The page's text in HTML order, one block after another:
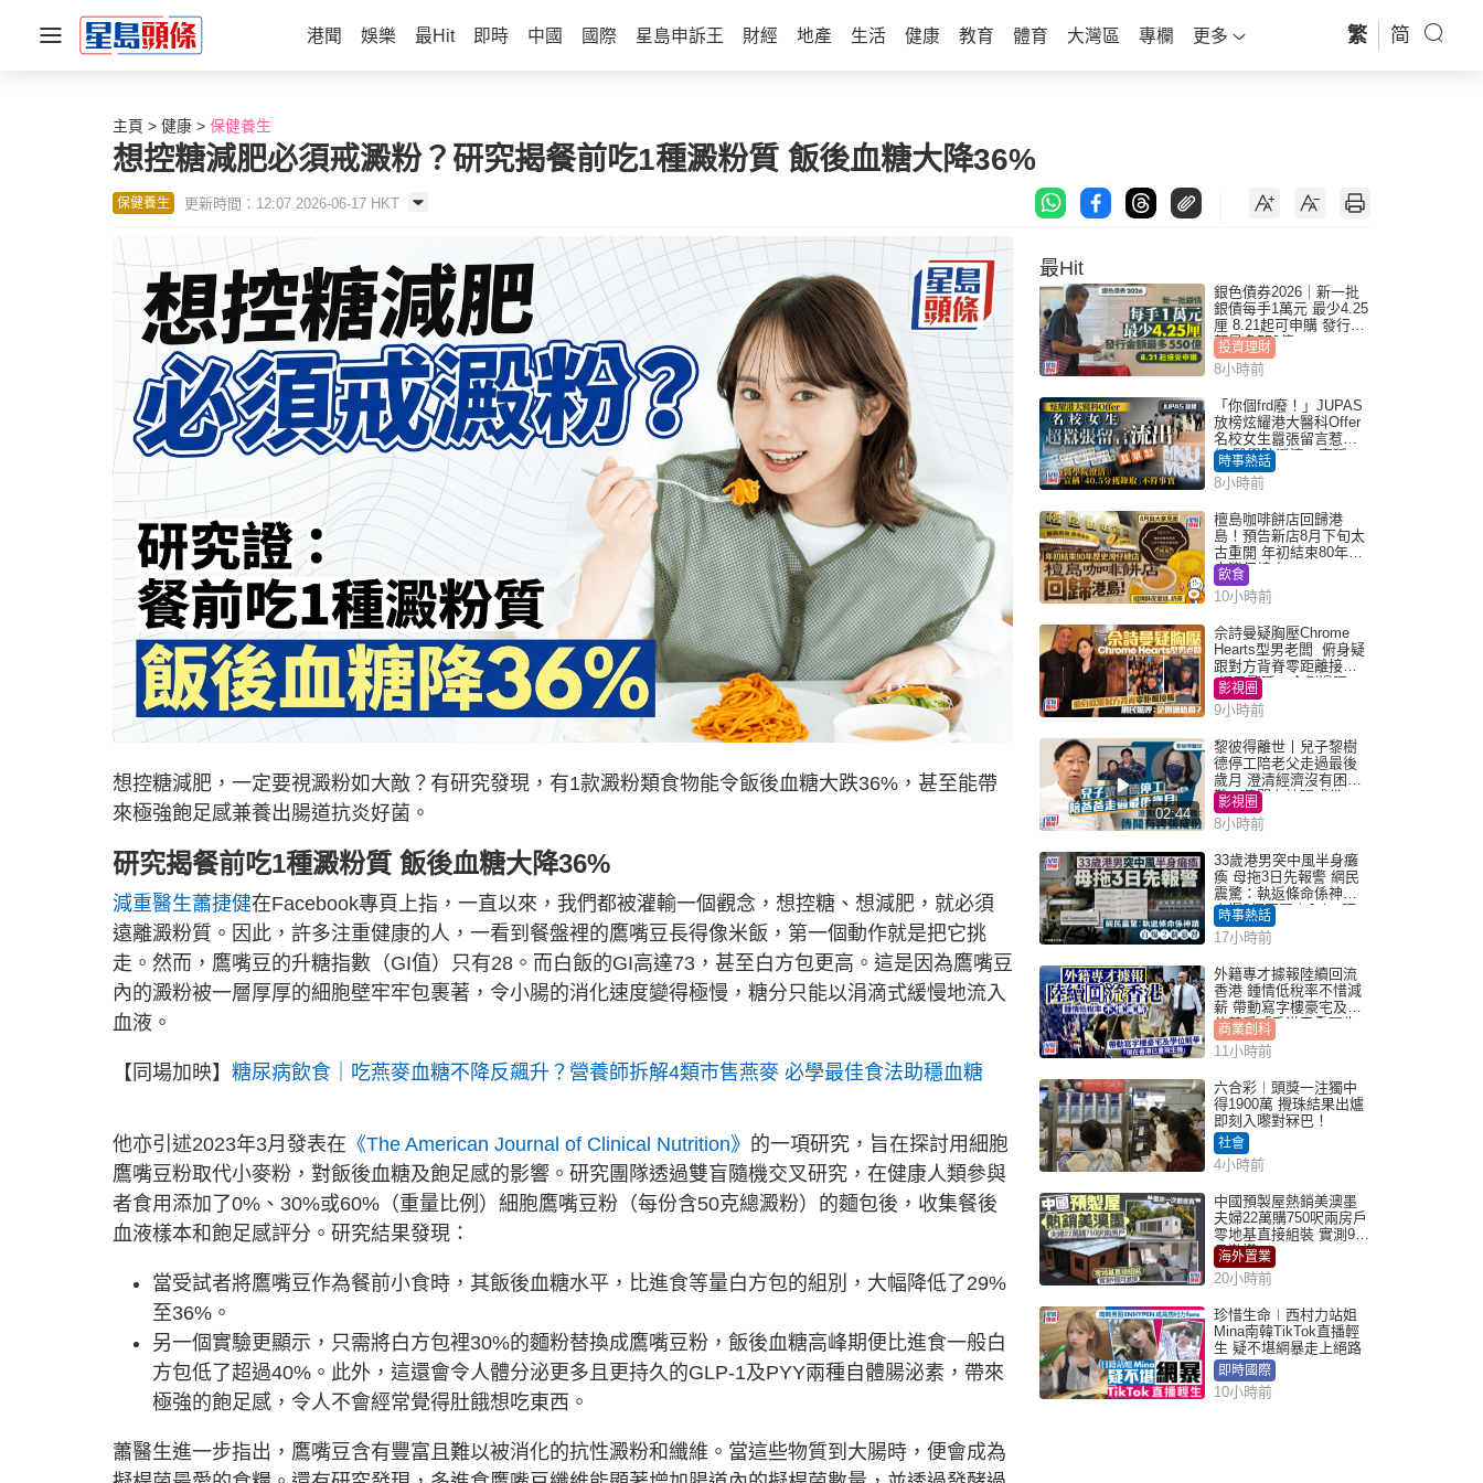
港聞 娛樂 最Hit 即時 中國 國際 星島申訴王 財經 地產 生活 健康 教育 體育 大灣區 專欄 更多 繁 简
主頁 健康 保健養生
想控糖減肥必須戒澱粉？研究揭餐前吃1種澱粉質 飯後血糖大降36%
保健養生 更新時間：12:07 2026-06-17 HKT
想控糖減肥，一定要視澱粉如大敵？有研究發現，有1款澱粉類食物能令飯後血糖大跌36%，甚至能帶
來極強飽足感兼養出腸道抗炎好菌。
研究揭餐前吃1種澱粉質 飯後血糖大降36%
減重醫生蕭捷健在Facebook專頁上指，一直以來，我們都被灌輸一個觀念，想控糖、想減肥，就必須
遠離澱粉質。因此，許多注重健康的人，一看到餐盤裡的鷹嘴豆長得像米飯，第一個動作就是把它挑
走。然而，鷹嘴豆的升糖指數（GI值）只有28。而白飯的GI高達73，甚至白方包更高。這是因為鷹嘴豆
內的澱粉被一層厚厚的細胞壁牢牢包裹著，令小腸的消化速度變得極慢，糖分只能以涓滴式緩慢地流入
血液。
【同場加映】 糖尿病飲食｜吃燕麥血糖不降反飆升？營養師拆解4類市售燕麥 必學最佳食法助穩血糖
他亦引述2023年3月發表在 《The American Journal of Clinical Nutrition》 的一項研究，旨在探討用細胞
鷹嘴豆粉取代小麥粉，對飯後血糖及飽足感的影響。研究團隊透過雙盲隨機交叉研究，在健康人類參與
者食用添加了0%、30%或60%（重量比例）細胞鷹嘴豆粉（每份含50克總澱粉）的麵包後，收集餐後
血液樣本和飽足感評分。研究結果發現：
當受試者將鷹嘴豆作為餐前小食時，其飯後血糖水平，比進食等量白方包的組別，大幅降低了29%
至36%。
另一個實驗更顯示，只需將白方包裡30%的麵粉替換成鷹嘴豆粉，飯後血糖高峰期便比進食一般白
方包低了超過40%。此外，這還會令人體分泌更多且更持久的GLP-1及PYY兩種自體腸泌素，帶來
極強的飽足感，令人不會經常覺得肚餓想吃東西。
蕭醫生進一步指出，鷹嘴豆含有豐富且難以被消化的抗性澱粉和纖維。當這些物質到大腸時，便會成為
最Hit
銀色債券2026｜新一批
銀債每手1萬元 最少4.25
厘 8.21起可申購 發行金
額最多550億
投資理財
8小時前
「你個frd廢！」JUPAS
放榜炫耀港大醫科Offer
名校女生囂張留言惹眾
怒 醫學院澄清：宣稱
「40.5分獲錄取」不符事
實｜Juicy叮
時事熱話
8小時前
檀島咖啡餅店回歸港
島！預告新店8月下旬太
古重開 年初結束80年歷
史灣仔總店
飲食
10小時前
佘詩曼疑胸壓Chrome
Hearts型男老闆 俯身疑
跟對方背脊零距離接觸
網民驚呼：企側邊唔
得？
影視圈
9小時前
02:44
黎彼得離世丨兒子黎樹
德停工陪老父走過最後
歲月 澄清經濟沒有困
難：傳聞有誇張成份
影視圈
8小時前
33歲港男突中風半身癱
瘓 母拖3日先報警 網民
震驚：執返條命係神蹟
自爆2個惡習｜Juicy叮
時事熱話
17小時前
外籍專才據報陸續回流
香港 鍾情低稅率不惜減
薪 帶動寫字樓豪宅及學
位競爭「香港已重現生
機」
商業創科
11小時前
六合彩︱頭獎一注獨中
得1900萬 攪珠結果出爐
即刻入嚟對冧巴！
社會
4小時前
中國預製屋熱銷美澳墨
夫婦22萬購750呎兩房戶
零地基直接組裝 實測9個
月激讚
海外置業
20小時前
珍惜生命︱西村力站姐
Mina南韓TikTok直播輕
生 疑不堪網暴走上絕路
即時國際
10小時前